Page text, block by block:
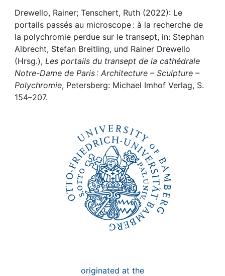
Awards
My FIS
Help
Drewello, Rainer; Tenschert, Ruth (2022): Le
portails passés au microscope : à la recherche de
la polychromie perdue sur le transept, in: Stephan
Albrecht, Stefan Breitling, und Rainer Drewello
(Hrsg.), Les portails du transept de la cathédrale
Notre-Dame de Paris : Architecture – Sculpture –
Polychromie, Petersberg: Michael Imhof Verlag, S.
154–207.
originated at the